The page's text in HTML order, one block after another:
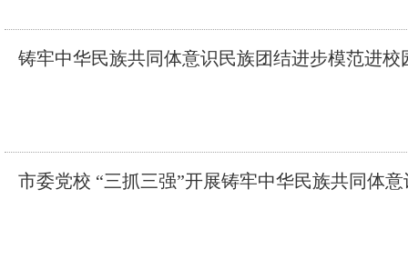
铸牢中华民族共同体意识民族团结进步模范进校
市委党校 “三抓三强”开展铸牢中华民族共同体